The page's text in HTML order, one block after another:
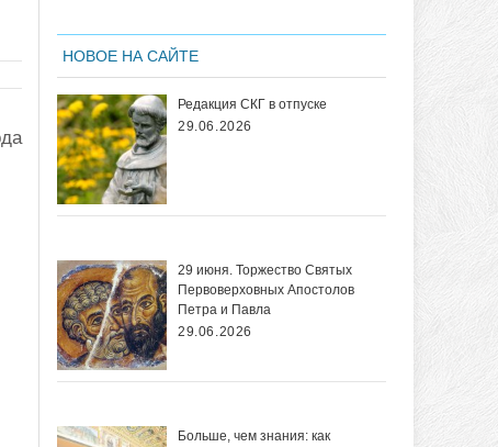
НОВОЕ НА САЙТЕ
Редакция СКГ в отпуске
29.06.2026
29 июня. Торжество Святых
Первоверховных Апостолов
Петра и Павла
29.06.2026
Больше, чем знания: как